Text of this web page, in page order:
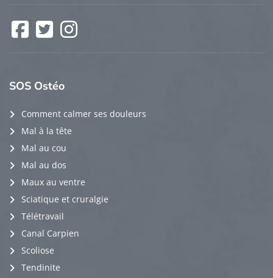
Facebook
SOS Ostéo
Comment calmer ses douleurs
Mal à la tête
Mal au cou
Mal au dos
Maux au ventre
Sciatique et cruralgie
Télétravail
Canal Carpien
Scoliose
Tendinite